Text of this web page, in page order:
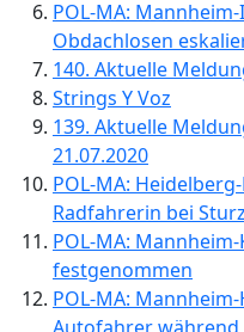
POL-MA:
Obdachlosen
140. Aktuelle
Strings Y Voz
139. Aktuelle
21.07.2020
POL-MA:
Radfahrerin bei
POL-MA:
festgenommen
POL-MA: